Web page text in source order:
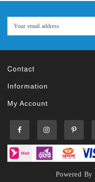
Contact
Information
My Account
Powered By